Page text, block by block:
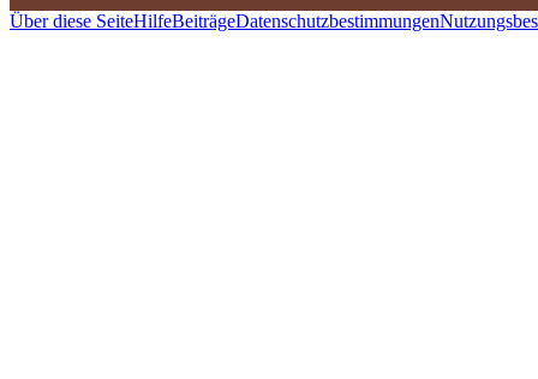
Über diese SeiteHilfeBeiträgeDatenschutzbestimmungen